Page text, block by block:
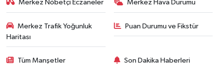
Merkez Nöbetçi Eczaneler Merkez Hava Durumu
Merkez Trafik Yoğunluk
Haritası
Puan Durumu ve Fikstür
Tüm Manşetler Son Dakika Haberleri